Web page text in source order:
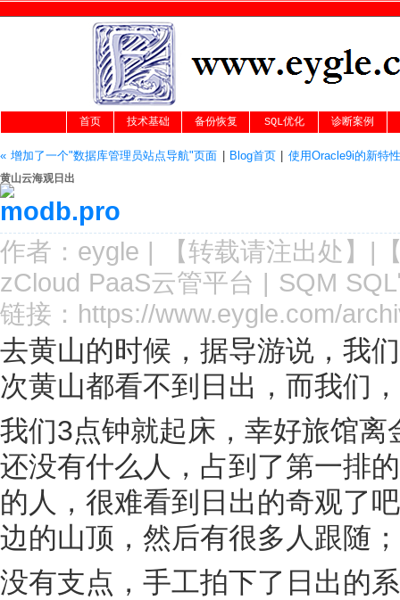
首页 技术基础 备份恢复 SQL优化 诊断案例
« 增加了一个"数据库管理员站点导航"页面 Blog首页| 使用Oracle9i的新特
黄山云海观日出
作者： eygle | 【转载请注出处 】|
zCloud PaaS云管平台 | SQM
链接： https://www.eygle.com/
去黄山的时候，据导游说，我
次黄山都看不到日出，而我们
我们3点钟就起床，幸好旅馆
还没有什么人，占到了第一排
的人，很难看到日出的奇观了
边的山顶，然后有很多人跟随
没有支点，手工拍下了日出的